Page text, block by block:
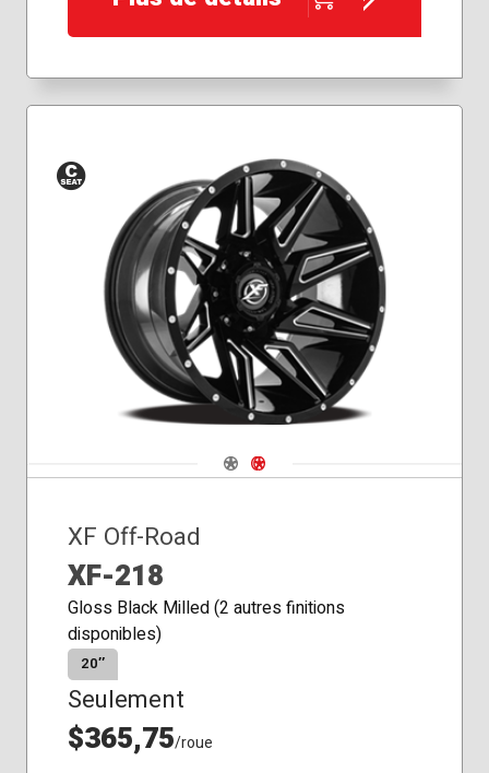
Siège
conique
Navigate 1
Navigate 2
XF Off-Road
XF-218
Gloss Black Milled (2 autres finitions
disponibles)
20″
Seulement
$365,75/roue